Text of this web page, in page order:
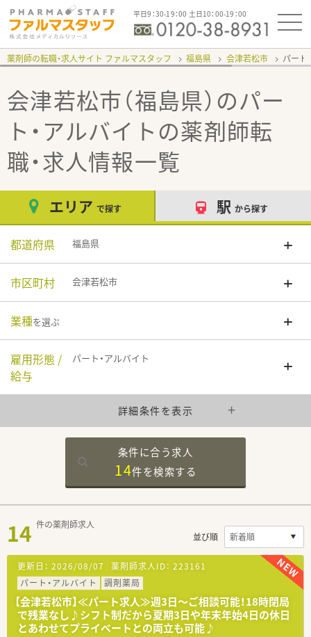
平日9：30-19：00 土日10：00-19：00
薬剤師の転職・求人サイト ファルマスタッフ 福島県 会津若松市 パート
会津若松市（福島県）のパー
ト・アルバイトの薬剤師転
職・求人情報一覧
エリア で探す 駅 から探す
都道府県 福島県
市区町村 会津若松市
業種を選ぶ
雇用形態 /
給与
パート・アルバイト
詳細条件を表示
条件に合う求人
14件を検索する
14 件の薬剤師求人
並び順
更新日： 2026/08/07 薬剤師求人ID： 223161
パート・アルバイト
調剤薬局
【会津若松市】≪パート求人≫週3日～ご相談可能！18時閉局
で残業なし♪シフト制だから夏期3日や年末年始4日の休日
とあわせてプライベートとの両立も可能♪